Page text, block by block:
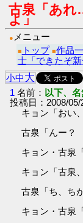
古泉「あ
よ」
● メニュー
■ トップ ■作品
士「できたぞ
小中大
1 名前： 以下、
投稿日：2008/
キョン「おい
古泉「んー？
キョン・古泉
キョン「古泉
古泉「ち、ち
キョン・古泉